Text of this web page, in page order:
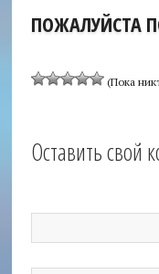
ПОЖАЛУЙСТА
(Пока
Оставить свой